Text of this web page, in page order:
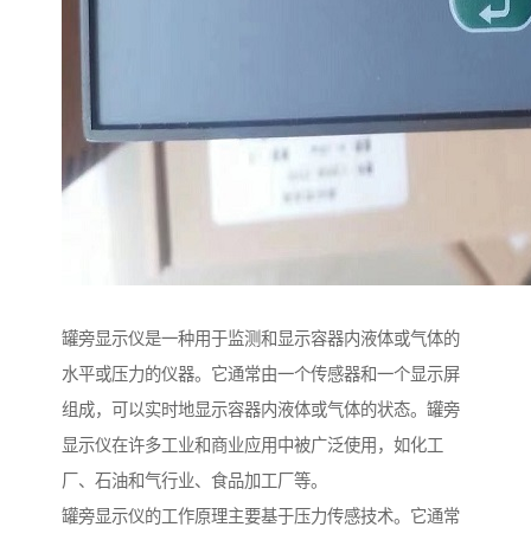
罐旁显示仪是一种用于监测和显示容器内液体或气体的
水平或压力的仪器。它通常由一个传感器和一个显示屏
组成，可以实时地显示容器内液体或气体的状态。罐旁
显示仪在许多工业和商业应用中被广泛使用，如化工
厂、石油和气行业、食品加工厂等。
罐旁显示仪的工作原理主要基于压力传感技术。它通常